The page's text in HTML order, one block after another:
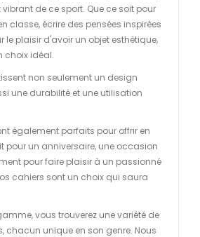
de ce sport. Que ce soit pour
classe, écrire des pensées inspirées
le plaisir d'avoir un objet esthétique,
choix idéal.
non seulement un design
une durabilité et une utilisation
également parfaits pour offrir en
pour un anniversaire, une occasion
pour faire plaisir à un passionné
cahiers sont un choix qui saura
vous trouverez une variété de
chacun unique en son genre. Nous